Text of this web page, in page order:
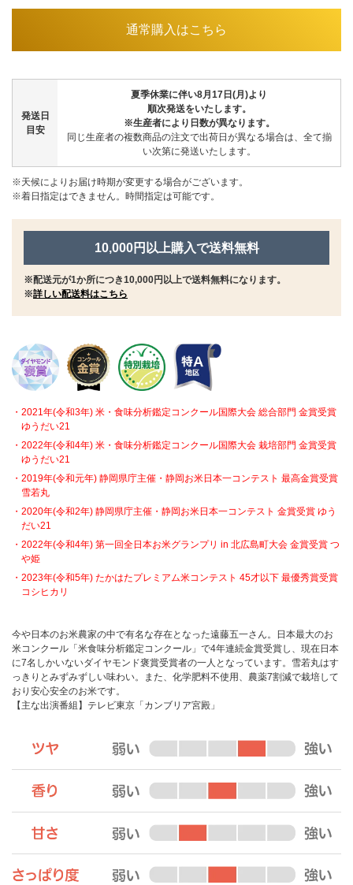
通常購入はこちら
発送日
目安
夏季休業に伴い8月17日(月)より
順次発送をいたします。
※生産者により日数が異なります。
同じ生産者の複数商品の注文で出荷日が異なる場合は、全て揃
い次第に発送いたします。
※天候によりお届け時期が変更する場合がございます。
※着日指定はできません。時間指定は可能です。
10,000円以上購入で送料無料
※配送元が1か所につき10,000円以上で送料無料になります。
※詳しい配送料はこちら
2021年(令和3年) 米・食味分析鑑定コンクール国際大会 総合部門 金賞受賞
ゆうだい21
2022年(令和4年) 米・食味分析鑑定コンクール国際大会 栽培部門 金賞受賞
ゆうだい21
2019年(令和元年) 静岡県庁主催・静岡お米日本一コンテスト 最高金賞受賞
雪若丸
2020年(令和2年) 静岡県庁主催・静岡お米日本一コンテスト 金賞受賞 ゆう
だい21
2022年(令和4年) 第一回全日本お米グランプリ in 北広島町大会 金賞受賞 つ
や姫
2023年(令和5年) たかはたプレミアム米コンテスト 45才以下 最優秀賞受賞
コシヒカリ
今や日本のお米農家の中で有名な存在となった遠藤五一さん。日本最大のお
米コンクール「米食味分析鑑定コンクール」で4年連続金賞受賞し、現在日本
に7名しかいないダイヤモンド褒賞受賞者の一人となっています。雪若丸はす
っきりとみずみずしい味わい。また、化学肥料不使用、農薬7割減で栽培して
おり安心安全のお米です。
【主な出演番組】テレビ東京「カンブリア宮殿」